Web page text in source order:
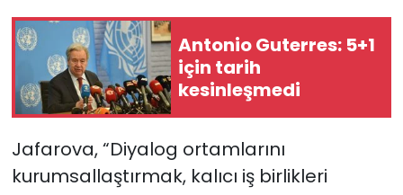
Antonio Guterres: 5+1
için tarih
kesinleşmedi
Jafarova, “Diyalog ortamlarını
kurumsallaştırmak, kalıcı iş birlikleri